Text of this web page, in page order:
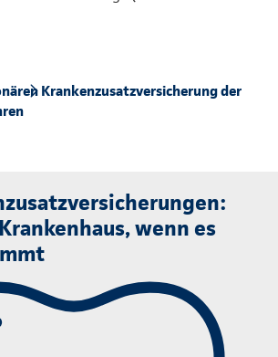
Krankenzusatzversicherung der
wenn es